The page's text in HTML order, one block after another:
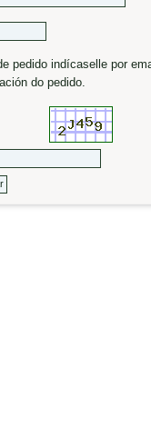
pedido indícaselle por
do pedido.